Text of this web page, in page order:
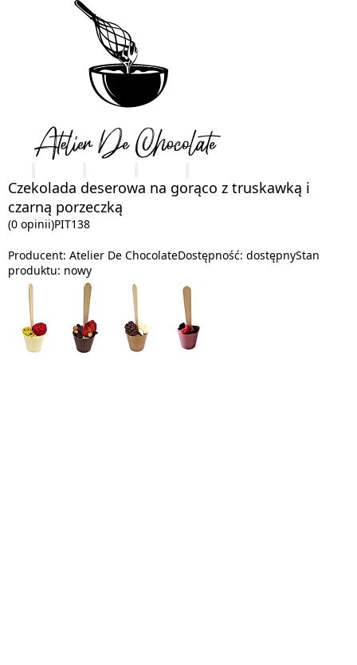
Czekolada deserowa na gorąco z truskawką i
czarną porzeczką
(0 opinii)PIT138
Producent: Atelier De ChocolateDostępność: dostępnyStan
produktu: nowy